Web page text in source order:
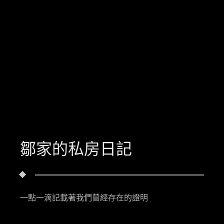
鄒家的私房日記
一點一滴記載著我們曾經存在的證明